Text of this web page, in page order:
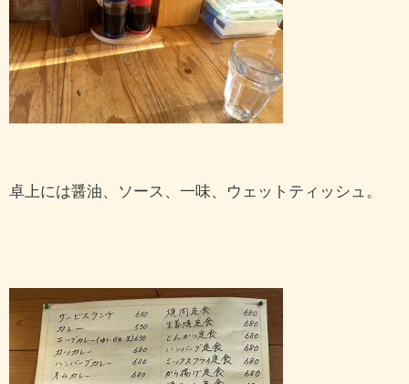
卓上には醤油、ソース、一味、ウェットティッシュ。